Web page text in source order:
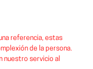
referencia, estas
de la persona.
nuestro servicio al